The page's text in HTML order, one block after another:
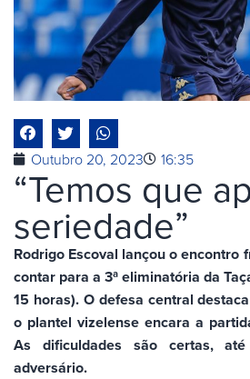
Outubro 20, 2023 16:35
“Temos que
seriedade”
Rodrigo Escoval lançou o encontro
contar para a 3ª eliminatória da
15 horas). O defesa central
o plantel vizelense encara a
As dificuldades são certas,
adversário.